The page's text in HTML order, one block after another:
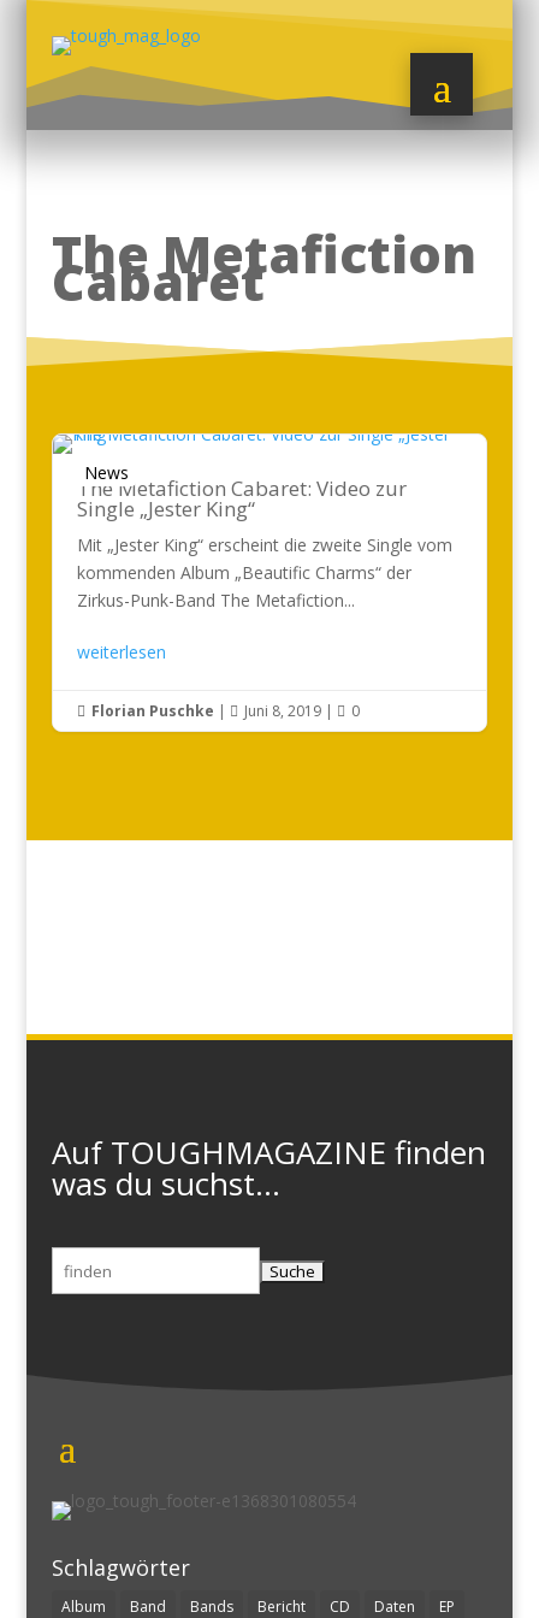
The Metafiction
Cabaret
News
The Metafiction Cabaret: Video zur
Single „Jester King“
Mit „Jester King“ erscheint die zweite Single vom
kommenden Album „Beautific Charms“ der
Zirkus-Punk-Band The Metafiction...
weiterlesen
 Florian Puschke |  Juni 8, 2019|  0
Auf TOUGHMAGAZINE finden
was du suchst...
Suchen
nach:
Schlagwörter
Album Band Bands Bericht CD Daten EP